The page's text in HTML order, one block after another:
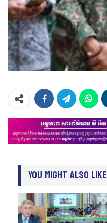
You Might Also Like